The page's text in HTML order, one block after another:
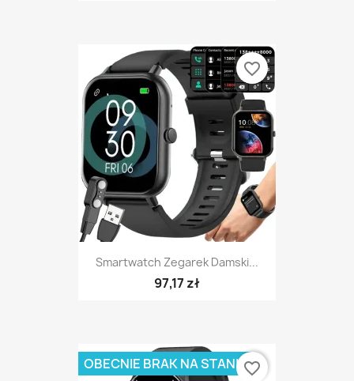
Smartwatch Zegarek Damski...
97,17 zł
favorite_border
OBECNIE BRAK NA STANIEfavorite_border